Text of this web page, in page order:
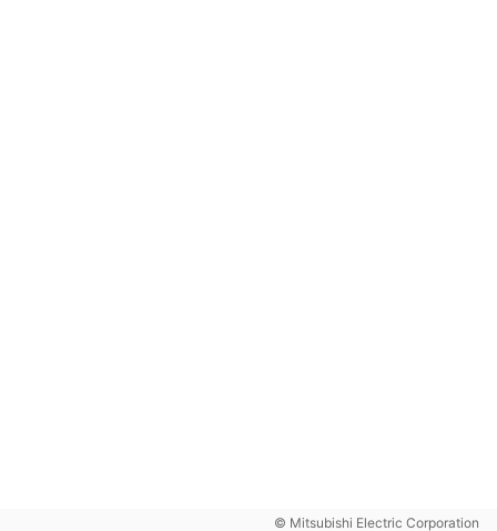
© Mitsubishi Electric Corporation